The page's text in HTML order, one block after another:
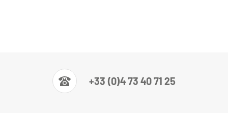
+33 (0)4 73 40 71 25